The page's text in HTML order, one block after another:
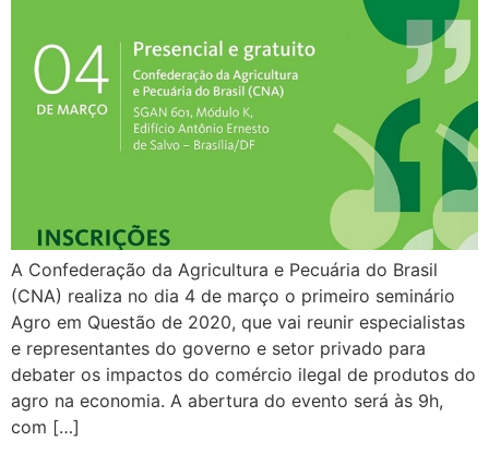
A Confederação da Agricultura e Pecuária do Brasil
(CNA) realiza no dia 4 de março o primeiro seminário
Agro em Questão de 2020, que vai reunir especialistas
e representantes do governo e setor privado para
debater os impactos do comércio ilegal de produtos do
agro na economia. A abertura do evento será às 9h,
com […]